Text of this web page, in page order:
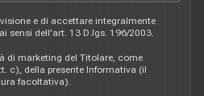
e di accettare integralmente
ai sensi dell'art. 13 D.lgs. 196/2003.
di marketing del Titolare, come
c), della presente Informativa (il
facoltativa).